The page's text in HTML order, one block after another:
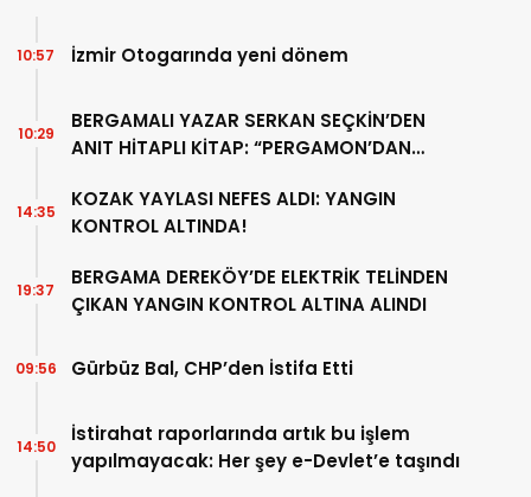
İzmir Otogarında yeni dönem
10:57
BERGAMALI YAZAR SERKAN SEÇKİN’DEN
ANIT HİTAPLI KİTAP: “PERGAMON’DAN
10:29
KOZAK YAYLASI NEFES ALDI: YANGIN
KONTROL ALTINDA!
14:35
BERGAMA DEREKÖY’DE ELEKTRİK TELİNDEN
ÇIKAN YANGIN KONTROL ALTINA ALINDI
19:37
Gürbüz Bal, CHP’den İstifa Etti
09:56
İstirahat raporlarında artık bu işlem
yapılmayacak: Her şey e-Devlet’e taşındı
14:50